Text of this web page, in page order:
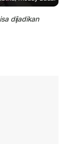
dijadikan